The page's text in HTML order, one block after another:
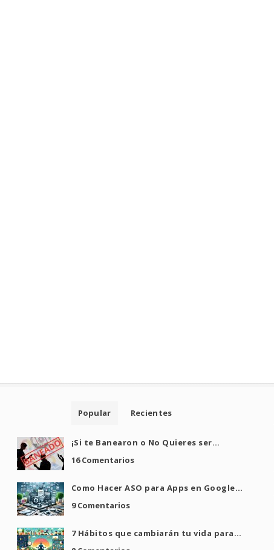
Popular Recientes
¡Si te Banearon o No Quieres ser…
16 Comentarios
Como Hacer ASO para Apps en Google…
9 Comentarios
7 Hábitos que cambiarán tu vida para…